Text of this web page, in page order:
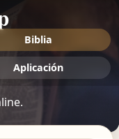
Biblia
Aplicación